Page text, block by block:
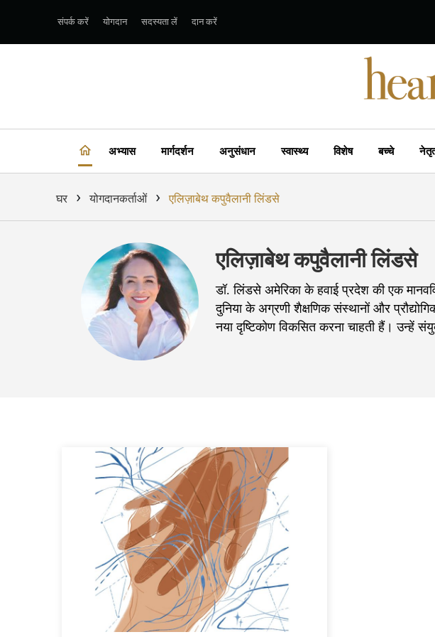
संपर्क करें योगदान सदस्यता लें दान करें
अभ्यास मार्गदर्शन अनुसंधान स्वास्थ्य विशेष बच्चे
घर › योगदानकर्ताओं › एलिज़ाबेथ कपुवैलानी लिंडसे
एलिज़ाबेथ कपुवैलानी लिंडसे
डॉ. लिंडसे अमेरिका के हवाई प्रदेश की एक
दुनिया के अग्रणी शैक्षणिक संस्थानों और
नया दृष्टिकोण विकसित करना चाहती हैं। उन्हें